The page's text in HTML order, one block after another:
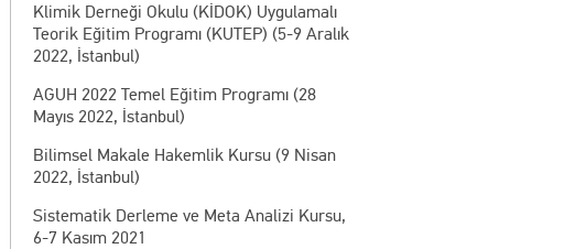
Klimik Derneği Okulu (KİDOK) Uygulamalı
Teorik Eğitim Programı (KUTEP) (5-9 Aralık
2022, İstanbul)
AGUH 2022 Temel Eğitim Programı (28
Mayıs 2022, İstanbul)
Bilimsel Makale Hakemlik Kursu (9 Nisan
2022, İstanbul)
Sistematik Derleme ve Meta Analizi Kursu,
6-7 Kasım 2021